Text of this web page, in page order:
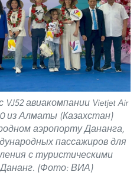
авиакомпании Vietjet Air
из Алматы (Казахстан)
аэропорту Дананга,
пассажиров для
с туристическими
Дананг. (Фото: ВИА)